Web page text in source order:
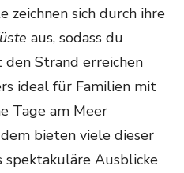
zeichnen sich durch ihre
aus, sodass du
Strand erreichen
ideal für Familien mit
Tage am Meer
bieten viele dieser
Ausblicke